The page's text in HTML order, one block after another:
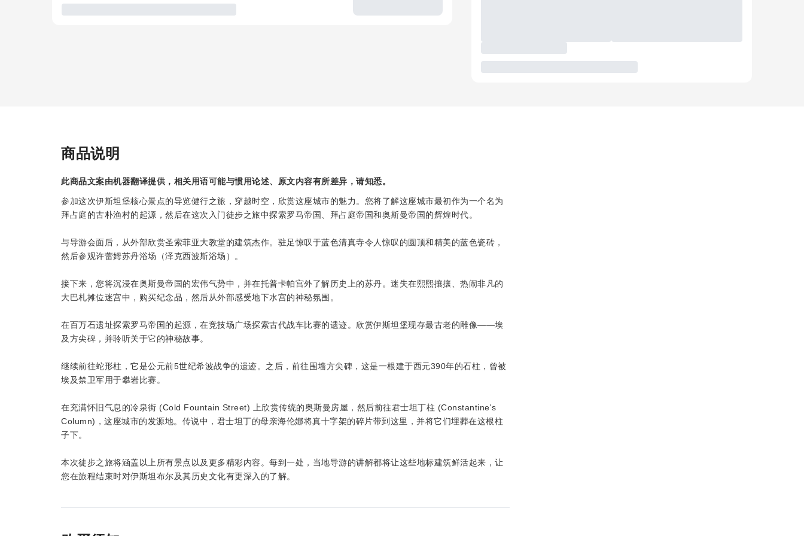
商品说明
此商品文案由机器翻译提供，相关用语可能与惯用论述、原文内容有所差异，请知悉。
参加这次伊斯坦堡核心景点的导览健行之旅，穿越时空，欣赏这座城市的魅力。您将了解这座城市最初作为一个名为
拜占庭的古朴渔村的起源，然后在这次入门徒步之旅中探索罗马帝国、拜占庭帝国和奥斯曼帝国的辉煌时代。
与导游会面后，从外部欣赏圣索菲亚大教堂的建筑杰作。驻足惊叹于蓝色清真寺令人惊叹的圆顶和精美的蓝色瓷砖，
然后参观许蕾姆苏丹浴场（泽克西波斯浴场）。
接下来，您将沉浸在奥斯曼帝国的宏伟气势中，并在托普卡帕宫外了解历史上的苏丹。迷失在熙熙攘攘、热闹非凡的
大巴札摊位迷宫中，购买纪念品，然后从外部感受地下水宫的神秘氛围。
在百万石遗址探索罗马帝国的起源，在竞技场广场探索古代战车比赛的遗迹。欣赏伊斯坦堡现存最古老的雕像——埃
及方尖碑，并聆听关于它的神秘故事。
继续前往蛇形柱，它是公元前5世纪希波战争的遗迹。之后，前往围墙方尖碑，这是一根建于西元390年的石柱，曾被
埃及禁卫军用于攀岩比赛。
在充满怀旧气息的冷泉街 (Cold Fountain Street) 上欣赏传统的奥斯曼房屋，然后前往君士坦丁柱 (Constantine's
Column)，这座城市的发源地。传说中，君士坦丁的母亲海伦娜将真十字架的碎片带到这里，并将它们埋葬在这根柱
子下。
本次徒步之旅将涵盖以上所有景点以及更多精彩内容。每到一处，当地导游的讲解都将让这些地标建筑鲜活起来，让
您在旅程结束时对伊斯坦布尔及其历史文化有更深入的了解。